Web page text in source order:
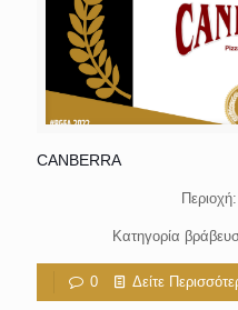
CANBERRA
Περιοχή:
Κατηγορία
0 Δείτε